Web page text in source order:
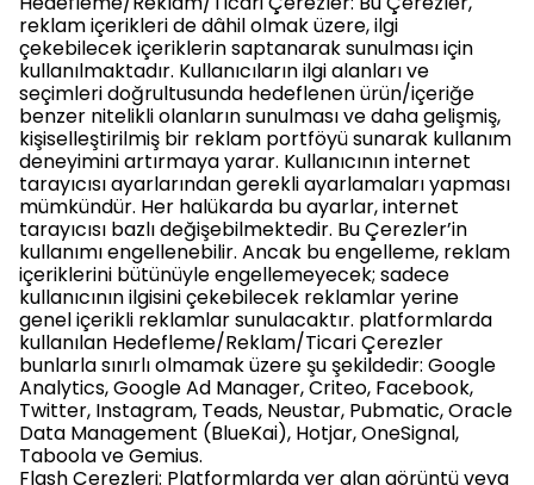
reklam içerikleri de dâhil olmak üzere, ilgi
çekebilecek içeriklerin saptanarak sunulması için
kullanılmaktadır. Kullanıcıların ilgi alanları ve
seçimleri doğrultusunda hedeflenen ürün/içeriğe
benzer nitelikli olanların sunulması ve daha gelişmiş,
kişiselleştirilmiş bir reklam portföyü sunarak kullanım
deneyimini artırmaya yarar. Kullanıcının internet
tarayıcısı ayarlarından gerekli ayarlamaları yapması
mümkündür. Her halükarda bu ayarlar, internet
tarayıcısı bazlı değişebilmektedir. Bu Çerezler’in
kullanımı engellenebilir. Ancak bu engelleme, reklam
içeriklerini bütünüyle engellemeyecek; sadece
kullanıcının ilgisini çekebilecek reklamlar yerine
genel içerikli reklamlar sunulacaktır. platformlarda
kullanılan Hedefleme/Reklam/Ticari Çerezler
bunlarla sınırlı olmamak üzere şu şekildedir: Google
Analytics, Google Ad Manager, Criteo, Facebook,
Twitter, Instagram, Teads, Neustar, Pubmatic, Oracle
Data Management (BlueKai), Hotjar, OneSignal,
Taboola ve Gemius.
Flash Çerezleri: Platformlarda yer alan görüntü veya